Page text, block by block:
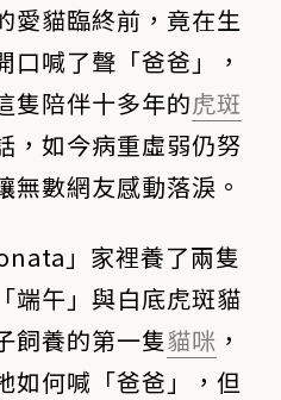
愛貓臨終前，竟在生
喊了聲「爸爸」，
隻陪伴十多年的虎斑
，如今病重虛弱仍努
無數網友感動落淚。
」家裡養了兩隻
端午」與白底虎斑貓
飼養的第一隻貓咪 ，
如何喊「爸爸」，但